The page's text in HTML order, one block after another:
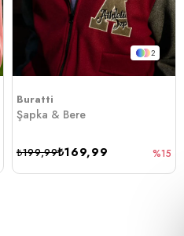
2
Buratti
Şapka & Bere
₺169,99
₺199,99 %15